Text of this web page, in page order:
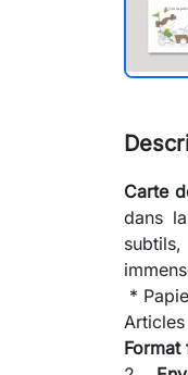
Carte
dans
*
Format